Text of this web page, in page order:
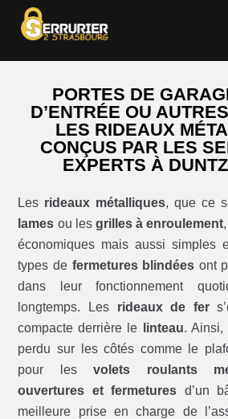
PORTES DE
D’ENTRÉE OU
LES RIDEAUX
CONÇUS PAR LES
EXPERTS À
Les rideaux métalliques, que ce
lames ou les grilles à enroulement
économiques mais aussi simples
types de fermetures blindées ont
dans leur fonctionnement
longtemps. Les rideaux de fer
compacte derrière le
linteau. Ainsi,
perdu sur les côtés comme le
pour lesvolets roulants
ouvertures et fermetures d’un
meilleure prise en charge de